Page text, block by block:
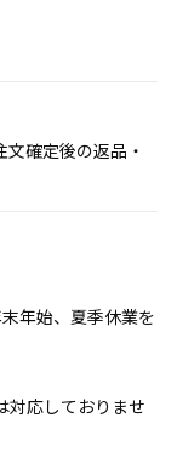
確定後の返品・
年始、夏季休業を
対応しておりませ